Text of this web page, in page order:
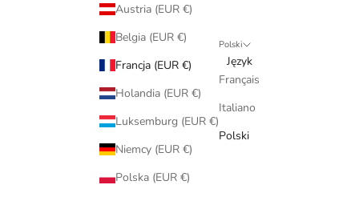
Austria (EUR €)
Belgia (EUR €)
Francja (EUR €)
Holandia (EUR €)
Luksemburg (EUR €)
Niemcy (EUR €)
Polska (EUR €)
Polski
Język
Français
Italiano
Polski